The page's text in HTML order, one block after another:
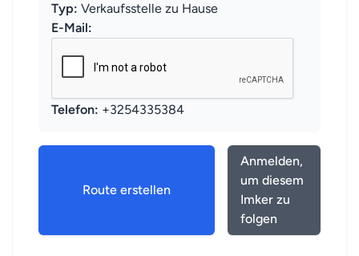
Typ: Verkaufsstelle zu Hause
E-Mail:
Telefon: +3254335384
Route erstellen
Anmelden,
um diesem
Imker zu
folgen